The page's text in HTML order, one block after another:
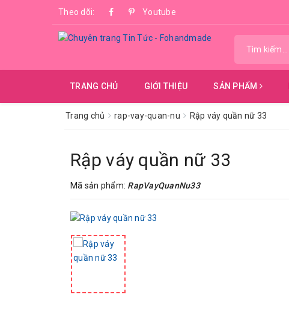
Theo dõi: Youtube
TRANG CHỦ GIỚI THIỆU SẢN PHẨM
Trang chủ rap-vay-quan-nu Rập váy quần nữ 33
Rập váy quần nữ 33
Mã sản phẩm: RapVayQuanNu33